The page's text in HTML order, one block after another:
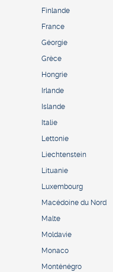
Finlande
France
Géorgie
Grèce
Hongrie
Irlande
Islande
Italie
Lettonie
Liechtenstein
Lituanie
Luxembourg
Macédoine du Nord
Malte
Moldavie
Monaco
Monténégro